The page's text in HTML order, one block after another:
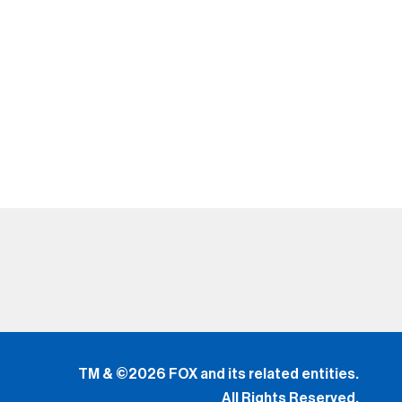
TM & ©2026 FOX and its related entities.
All Rights Reserved.